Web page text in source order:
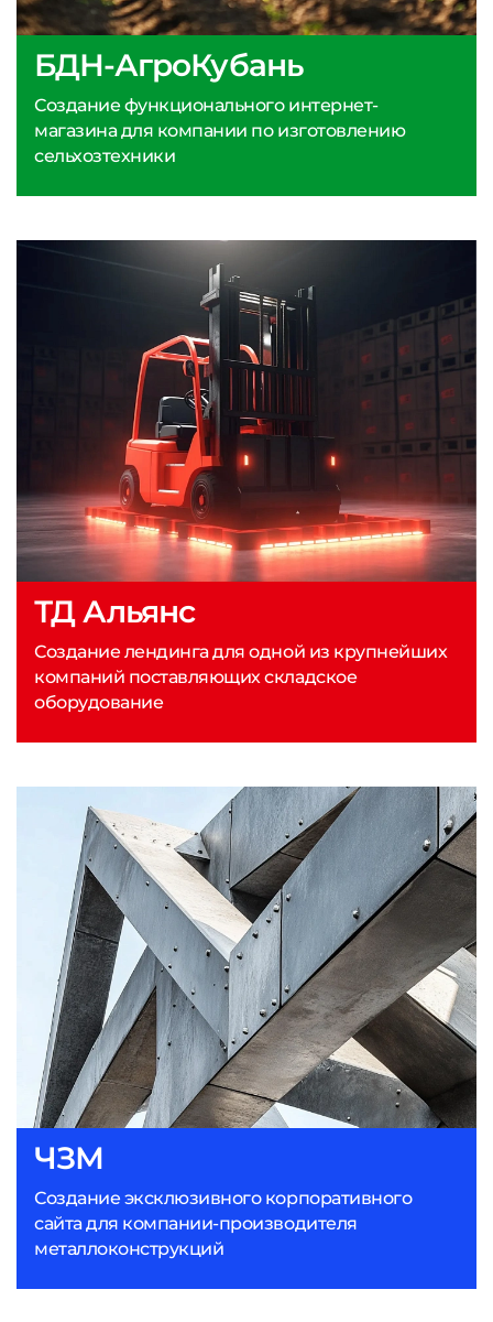
БДН-АгроКубань
Создание функционального интернет-
магазина для компании по изготовлению
сельхозтехники
ЧЗМ
Создание эксклюзивного корпоративного
сайта для компании-производителя
металлоконструкций
ТД Альянс
Создание лендинга для одной из крупнейших
компаний поставляющих складское
оборудование